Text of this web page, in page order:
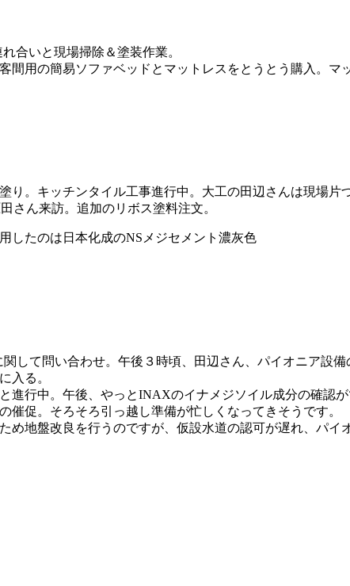
合いと現場掃除＆塗装作業。
間用の簡易ソファベッドとマットレスをとうとう購入。マ
り。キッチンタイル工事進行中。大工の田辺さんは現場片
さん来訪。追加のリボス塗料注文。
したのは日本化成のNSメジセメント濃灰色
関して問い合わせ。午後３時頃、田辺さん、パイオニア設
入る。
進行中。午後、やっとINAXのイナメジソイル成分の確認
催促。そろそろ引っ越し準備が忙しくなってきそうです。
め地盤改良を行うのですが、仮設水道の認可が遅れ、パ